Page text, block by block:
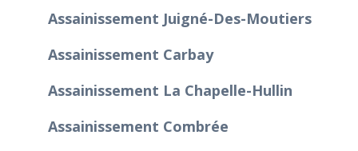
Assainissement Juigné-Des-Moutiers
Assainissement Carbay
Assainissement La Chapelle-Hullin
Assainissement Combrée